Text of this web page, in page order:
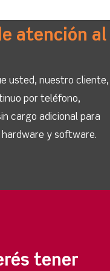
atención al
usted, nuestro cliente,
por teléfono,
cargo adicional para
y software.
tener